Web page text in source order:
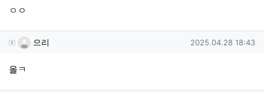
ㅇㅇ
으리님의 댓글
으리 작성일
2025.04.28 18:43
올ㅋ